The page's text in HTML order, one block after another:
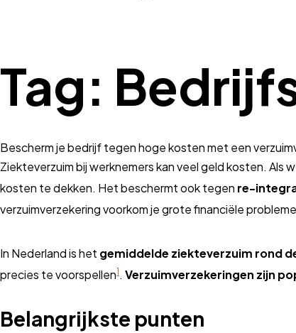
Tag:
Bescherm je bedrijf tegen hoge kosten met een
Ziekteverzuim bij werknemers kan veel geld kosten. Als
kosten te dekken. Het beschermt ook tegen re-
verzuimverzekering voorkom je grote financiële
In Nederland is het gemiddelde ziekteverzuim rond
precies te voorspellen1 . Verzuimverzekeringen zijn
Belangrijkste punten